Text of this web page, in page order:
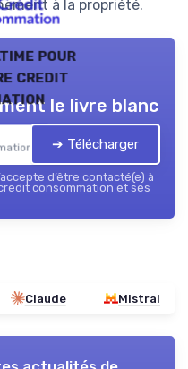
à la propriété.
pour
credit
— 2026
le livre blanc
➔ Télécharger
d’être contacté(e) à
consommation et ses
Claude Mistral